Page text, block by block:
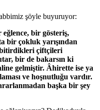
şöyle buyuruyor:
bir gösteriş,
bir çokluk yarışından
çiftçileri
bir de bakarsın ki
gelmiştir. Âhirette ise ya
ve hoşnutluğu vardır.
anmadan başka bir şey